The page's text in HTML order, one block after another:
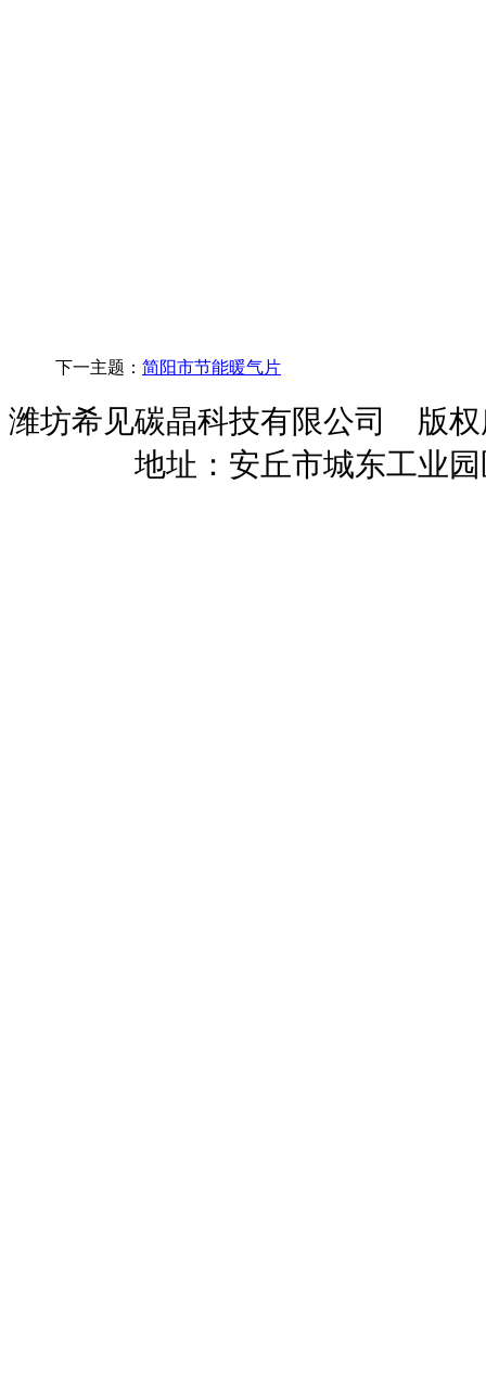
下一主题： 简阳市节能暖气片
潍坊希见碳晶科技有限公司
地址：安丘市城东工业